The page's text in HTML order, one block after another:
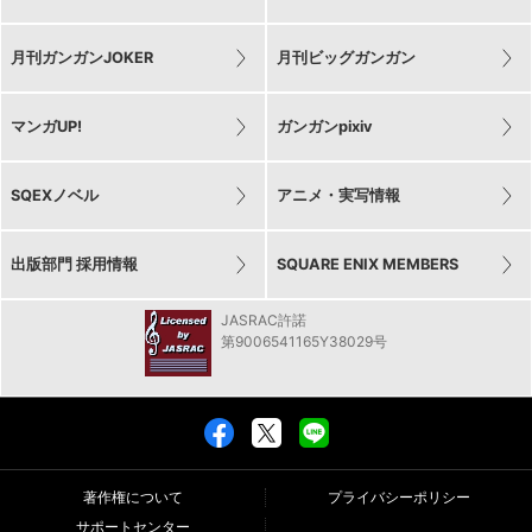
月刊ガンガンJOKER 月刊ビッグガンガン
マンガUP! ガンガンpixiv
SQEXノベル アニメ・実写情報
出版部門 採用情報 SQUARE ENIX MEMBERS
JASRAC許諾
第9006541165Y38029号
著作権について
プライバシーポリシー
サポートセンター